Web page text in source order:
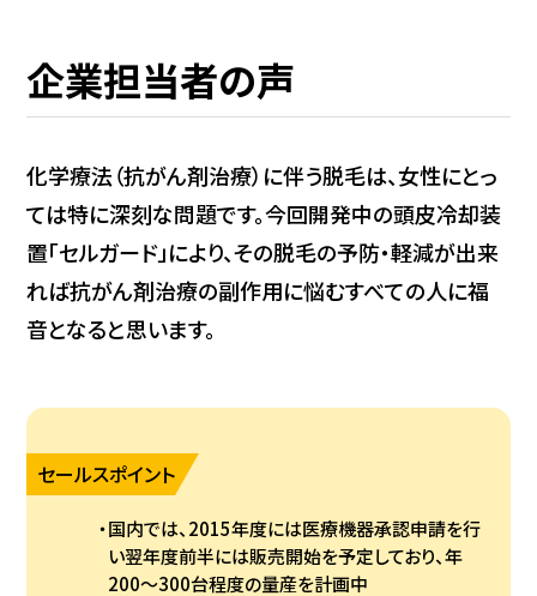
企業担当者の声
化学療法（抗がん剤治療）に伴う脱毛は、女性にとっ
ては特に深刻な問題です。今回開発中の頭皮冷却装
置「セルガード」により、その脱毛の予防・軽減が出来
れば抗がん剤治療の副作用に悩むすべての人に福
音となると思います。
セールスポイント
国内では、2015年度には医療機器承認申請を行
い翌年度前半には販売開始を予定しており、年
200～300台程度の量産を計画中